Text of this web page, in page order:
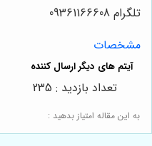
تلگرام 09361166608
مشخصات
به این مقاله امتیاز بدهید :
تعداد بازدید : 235